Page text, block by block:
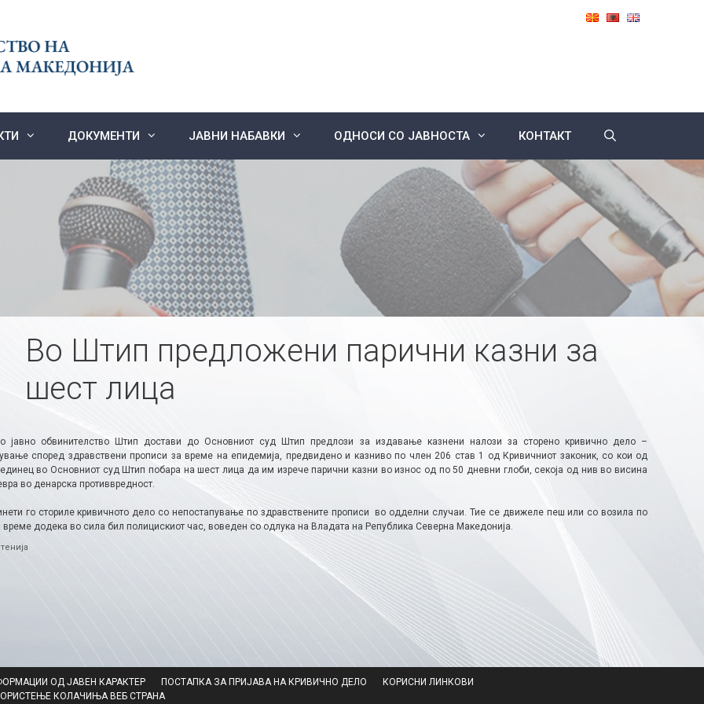
ДОКУМЕНТИ ЈАВНИ НАБАВКИ ОДНОСИ СО ЈАВНОСТА КОНТАКТ
Во Штип предложени парични казни за
шест лица
јавно обвинителство Штип достави до Основниот суд Штип предлози за издавање казнени налози за сторено кривично дело –
според здравствени прописи за време на епидемија, предвидено и казниво по член 206 став 1 од Кривичниот законик, со кои од
во Основниот суд Штип побара на шест лица да им изрече парични казни во износ од по 50 дневни глоби, секоја од нив во висина
во денарска противвредност.
го сториле кривичното дело со непостапување по здравствените прописи во одделни случаи. Тие се движеле пеш или со возила по
време додека во сила бил полицискиот час, воведен со одлука на Владата на Република Северна Македонија​.
ОД ЈАВЕН КАРАКТЕР ПОСТАПКА ЗА ПРИЈАВА НА КРИВИЧНО ДЕЛО
КОРИСНИ ЛИНКОВИ
КОЛАЧИЊА ВЕБ СТРАНА